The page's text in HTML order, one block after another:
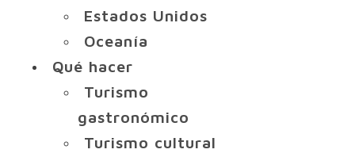
Estados Unidos
Oceanía
Qué hacer
Turismo
gastronómico
Turismo cultural